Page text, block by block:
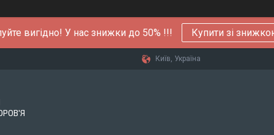
вигідно! У нас знижки до 50% !!! Купити зі
Київ, Україна